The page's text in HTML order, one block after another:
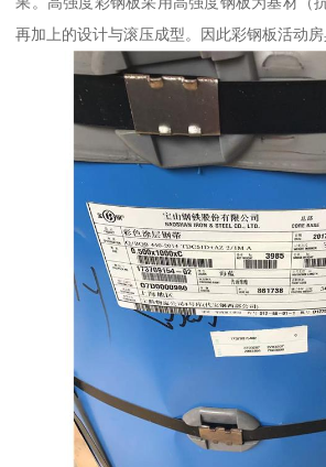
再加上的设计与滚压成型。因此彩钢板活动房